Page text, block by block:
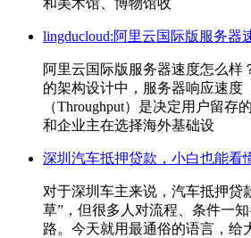
和美术馆、博物馆收
lingducloud:阿里云国际版服务器
阿里云国际版服务器速度怎么样
的架构设计中，服务器响应速度
（Throughput）是决定用户留存
和企业主在选择海外基础设
深圳汽车抵押贷款，小白也能看
对于深圳车主来说，汽车抵押贷
草”，但很多人对流程、条件一
路。今天就用最通俗的语言，给